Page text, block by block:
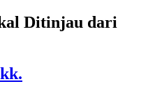
Ditinjau dari